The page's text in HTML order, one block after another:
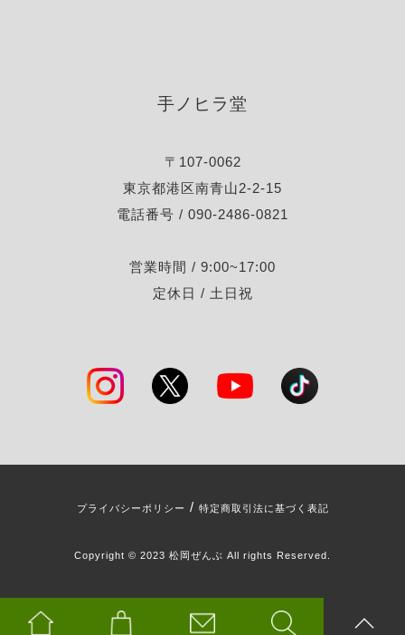
手ノヒラ堂
〒107-0062
東京都港区南青山2-2-15
電話番号 / 090-2486-0821
営業時間 / 9:00~17:00
定休日 / 土日祝
プライバシーポリシー / 特定商取引法に基づく表記
Copyright © 2023 松岡ぜんぶ All rights Reserved.